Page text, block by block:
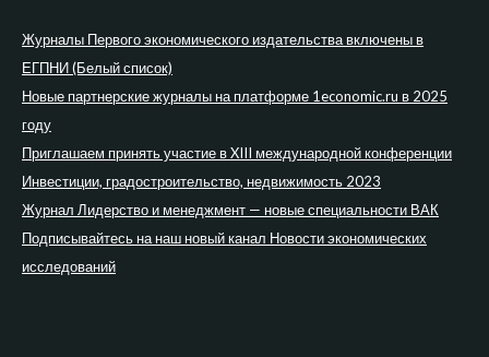
Журналы Первого экономического издательства включены в
ЕГПНИ (Белый список)
Новые партнерские журналы на платформе 1economic.ru в 2025
году
Приглашаем принять участие в XIII международной конференции
Инвестиции, градостроительство, недвижимость 2023
Журнал Лидерство и менеджмент — новые специальности ВАК
Подписывайтесь на наш новый канал Новости экономических
исследований